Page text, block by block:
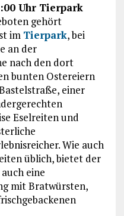
Uhr Tierpark
gehört
im Tierpark, bei
an der
nach den dort
bunten Ostereiern
einer
Eselreiten und
Wie auch
üblich, bietet der
eine
mit Bratwürsten,